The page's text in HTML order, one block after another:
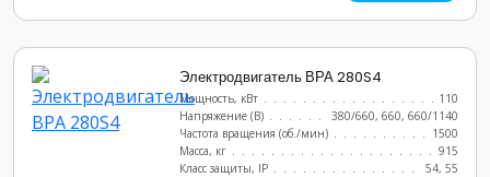
Электродвигатель ВРА 280S4
Мощность, кВт
110
Напряжение (В)
380/660, 660, 660/1140
Частота вращения (об./мин)
1500
Масса, кг
915
Класс защиты, IP
54, 55